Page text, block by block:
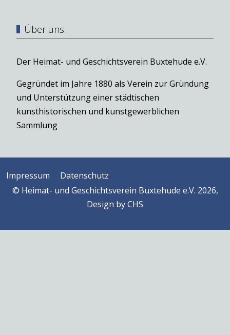
Über uns
Der Heimat- und Geschichtsverein Buxtehude e.V.
Gegründet im Jahre 1880 als Verein zur Gründung
und Unterstützung einer städtischen
kunsthistorischen und kunstgewerblichen
Sammlung
Impressum
Datenschutz
© Heimat- und Geschichtsverein Buxtehude e.V. 2026,
Design byCHS